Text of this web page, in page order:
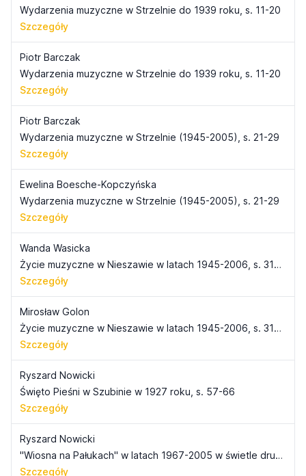
Wydarzenia muzyczne w Strzelnie do 1939 roku, s. 11-20
Szczegóły
Piotr Barczak
Wydarzenia muzyczne w Strzelnie do 1939 roku, s. 11-20
Szczegóły
Piotr Barczak
Wydarzenia muzyczne w Strzelnie (1945-2005), s. 21-29
Szczegóły
Ewelina Boesche-Kopczyńska
Wydarzenia muzyczne w Strzelnie (1945-2005), s. 21-29
Szczegóły
Wanda Wasicka
Życie muzyczne w Nieszawie w latach 1945-2006, s. 31-56
Szczegóły
Mirosław Golon
Życie muzyczne w Nieszawie w latach 1945-2006, s. 31-56
Szczegóły
Ryszard Nowicki
Święto Pieśni w Szubinie w 1927 roku, s. 57-66
Szczegóły
Ryszard Nowicki
"Wiosna na Pałukach" w latach 1967-2005 w świetle druków okolicznościowych, s. 67-74
Szczegóły